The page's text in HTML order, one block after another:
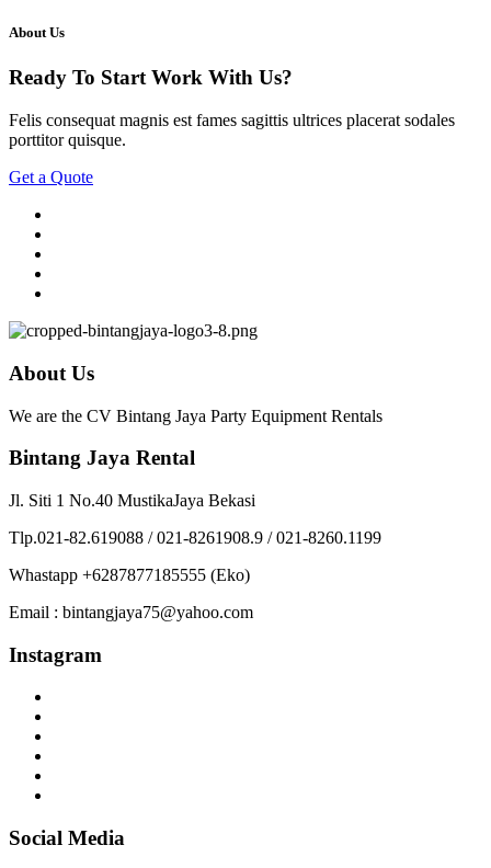
About Us
Ready To StartWork With Us?
Felis consequat magnis est fames sagittis ultrices placerat sodales
porttitor quisque.
Get a Quote
About Us
We are the CV Bintang Jaya Party Equipment Rentals
Bintang Jaya Rental
Jl. Siti 1 No.40 MustikaJaya Bekasi
Tlp.021-82.619088 / 021-8261908.9 / 021-8260.1199
Whastapp +6287877185555 (Eko)
Email : bintangjaya75@yahoo.com
Instagram
Social Media